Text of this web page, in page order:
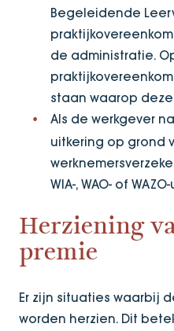
Begeleidende
de administratie.
staan waarop
Als de werkgever
uitkering op grond
WIA-, WAO- of
Herziening
premie
Er zijn situaties waarbij
worden herzien. Dit